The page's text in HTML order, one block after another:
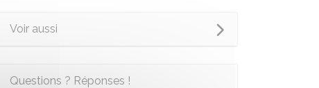
Voir aussi
Questions ? Réponses !